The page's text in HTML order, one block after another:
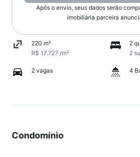
Após o envio, seus dados serão
imobiliária parceira
220 m²
R$ 17.727 /m²
2
2
2 vagas 4
Condomínio